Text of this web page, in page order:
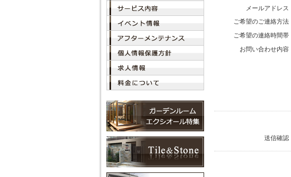
メールアドレス
ご希望のご連絡方法
ご希望の連絡時間帯
お問い合わせ内容
送信確認